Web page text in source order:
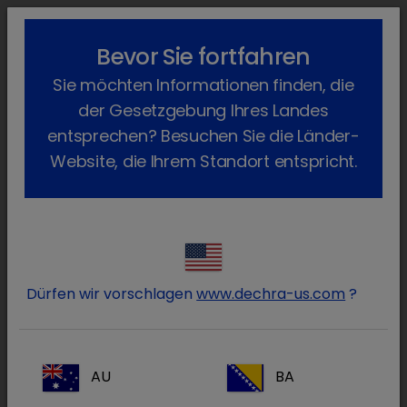
lock_outline search menu
Hormone
Schilddrüsenüberfunktion
(Hyperthyreose)
Schilddrüsenhormone Thyroxin (T4)
kleinen Teil Trijodthyronin (T3). Produziert die
Schilddrüse der Katze zu viel dieser Hormone, ist
Krankheitsbild wir als Schilddrüsenüberfunktion
oder Hyperthyreose bezeichnet.
Bevor Sie fortfahren
Sie möchten Informationen finden, die
der Gesetzgebung Ihres Landes
entsprechen? Besuchen Sie die Länder-
Website, die Ihrem Standort entspricht.
Dürfen wir vorschlagenwww.dechra-us.com ?
AU BA